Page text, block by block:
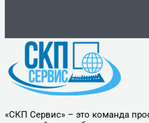
«СКП Сервис» – это команда